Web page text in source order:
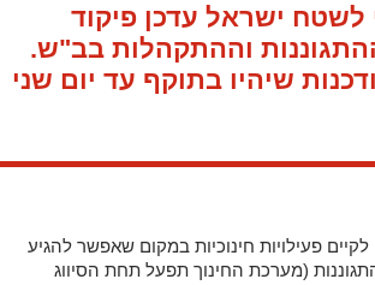
לשטח ישראל עדכן פיקוד
וההתקהלות בב"ש.
שיהיו בתוקף עד יום שני
לקיים פעילויות חינוכיות במקום שאפשר להגיע
(מערכת החינוך תפעל תחת הסיווג